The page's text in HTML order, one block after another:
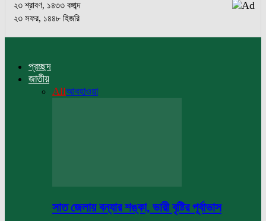
২৩ শ্রাবণ, ১৪৩৩ বঙ্গাব্দ
২৩ সফর, ১৪৪৮ হিজরি
প্রচ্ছদ
জাতীয়
Allআবহাওয়া
সাত জেলায় বন্যার শঙ্কা, ভারী বৃষ্টির পূর্বাভাস